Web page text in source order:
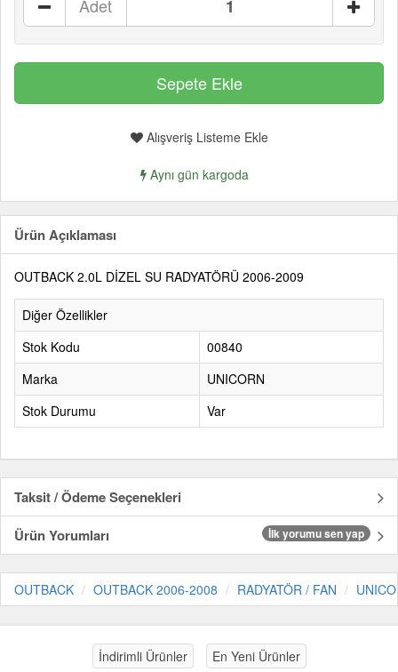
Adet
Alışveriş Listeme Ekle
Aynı gün kargoda
Ürün Açıklaması
OUTBACK 2.0L DİZEL SU RADYATÖRÜ 2006-2009
Diğer Özellikler
Stok Kodu
00840
Marka
UNICORN
Stok Durumu
Var
Taksit / Ödeme Seçenekleri
Ürün Yorumları
İlk yorumu sen yap
OUTBACK OUTBACK 2006-2008 RADYATÖR / FAN
İndirimli Ürünler En Yeni Ürünler